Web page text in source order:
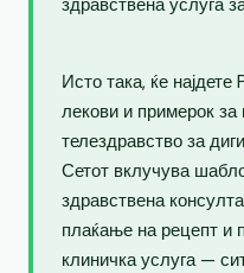
Исто така, ќе
лекови и примерок
телездравство за
Сетот вклучува
здравствена
плаќање на рецепт и
клиничка услуга —